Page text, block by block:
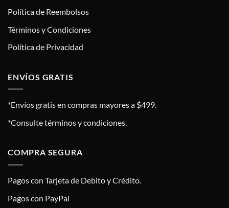
Política de Reembolsos
Términos y Condiciones
Política de Privacidad
ENVÍOS GRATIS
*Envíos gratis en compras mayores a $499.
*Consulte términos y condiciones.
COMPRA SEGURA
Pagos con Tarjeta de Debito y Crédito.
Pagos con PayPal